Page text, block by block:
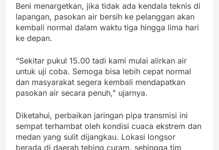
Beni menargetkan, jika tidak ada kendala teknis di
lapangan, pasokan air bersih ke pelanggan akan
kembali normal dalam waktu tiga hingga lima hari
ke depan.
“Sekitar pukul 15.00 tadi kami mulai alirkan air
untuk uji coba. Semoga bisa lebih cepat normal
dan masyarakat segera kembali mendapatkan
pasokan air secara penuh,” ujarnya.
Diketahui, perbaikan jaringan pipa transmisi ini
sempat terhambat oleh kondisi cuaca ekstrem dan
medan yang sulit dijangkau. Lokasi longsor
berada di daerah tebing curam, sehingga tim